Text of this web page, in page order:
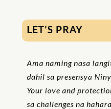
LET’S PRAY
Ama naming nasa
dahil sa presensya
Your love and
sa challenges na